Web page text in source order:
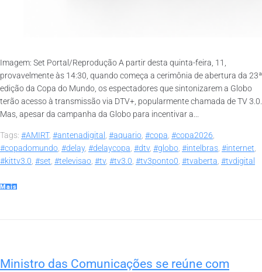
Imagem: Set Portal/Reprodução A partir desta quinta-feira, 11,
provavelmente às 14:30, quando começa a cerimônia de abertura da 23ª
edição da Copa do Mundo, os espectadores que sintonizarem a Globo
terão acesso à transmissão via DTV+, popularmente chamada de TV 3.0.
Mas, apesar da campanha da Globo para incentivar a...
Tags: #AMIRT, #antenadigital , #aquario, #copa, #copa2026,
#copadomundo, #delay, #delaycopa, #dtv, #globo, #intelbras, #internet,
#kittv3.0, #set, #televisao, #tv, #tv3.0, #tv3ponto0, #tvaberta, #tvdigital
Mais
Ministro das Comunicações se reúne com